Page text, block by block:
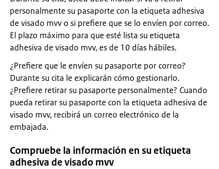
personalmente su pasaporte con la etiqueta adhesiva
de visado mvv o si prefiere que se lo envíen por correo.
El plazo máximo para que esté lista su etiqueta
adhesiva de visado mvv, es de 10 días hábiles.
¿Prefiere que le envíen su pasaporte por correo?
Durante su cita le explicarán cómo gestionarlo.
¿Prefiere retirar su pasaporte personalmente? Cuando
pueda retirar su pasaporte con la etiqueta adhesiva de
visado mvv, recibirá un correo electrónico de la
embajada.
Compruebe la información en su etiqueta
adhesiva de visado mvv